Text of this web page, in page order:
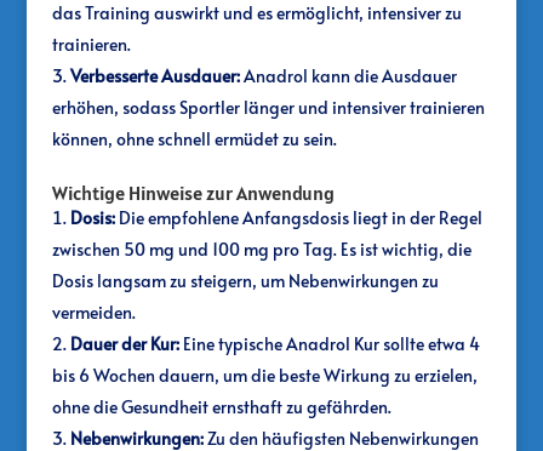
das Training auswirkt und es ermöglicht, intensiver zu
trainieren.
Verbesserte Ausdauer:Anadrol kann die Ausdauer
erhöhen, sodass Sportler länger und intensiver trainieren
können, ohne schnell ermüdet zu sein.
Wichtige Hinweise zur Anwendung
Dosis:Die empfohlene Anfangsdosis liegt in der Regel
zwischen 50 mg und 100 mg pro Tag. Es ist wichtig, die
Dosis langsam zu steigern, um Nebenwirkungen zu
vermeiden.
Dauer der Kur:Eine typische Anadrol Kur sollte etwa 4
bis 6 Wochen dauern, um die beste Wirkung zu erzielen,
ohne die Gesundheit ernsthaft zu gefährden.
Nebenwirkungen:Zu den häufigsten Nebenwirkungen